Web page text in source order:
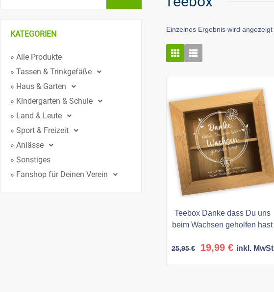
KATEGORIEN
» Alle Produkte
» Tassen & Trinkgefäße
» Haus & Garten
» Kindergarten & Schule
» Land & Leute
» Sport & Freizeit
» Anlässe
» Sonstiges
» Fanshop für Deinen Verein
Einzelnes Ergebnis wird angezeigt
Teebox Danke dass Du uns
beim Wachsen geholfen hast
25,95€
Ursprünglicher
19,99 €Aktueller
inkl. MwSt